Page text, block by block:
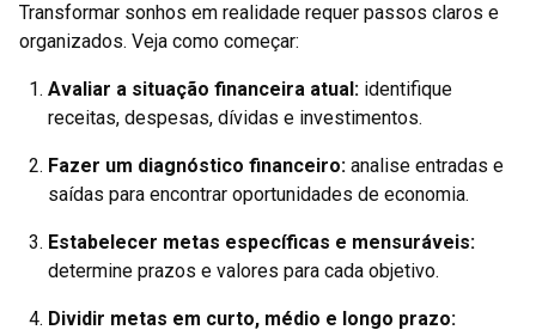
Transformar sonhos em realidade requer passos claros e
organizados. Veja como começar:
Avaliar a situação financeira atual: identifique
receitas, despesas, dívidas e investimentos.
Fazer um diagnóstico financeiro: analise entradas e
saídas para encontrar oportunidades de economia.
Estabelecer metas específicas e mensuráveis:
determine prazos e valores para cada objetivo.
Dividir metas em curto, médio e longo prazo: